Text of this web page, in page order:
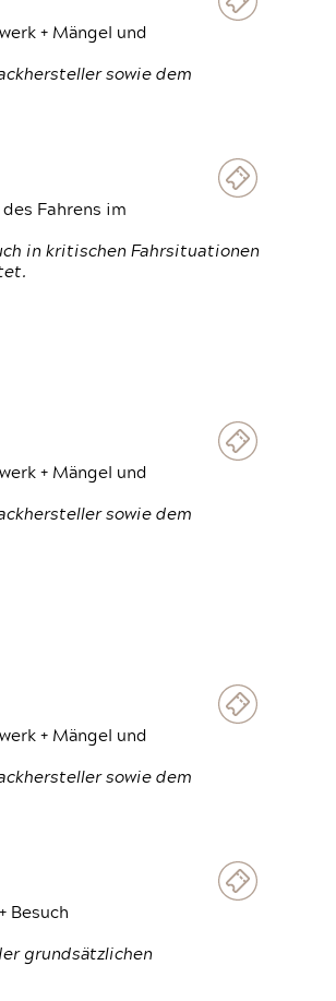
+ Mängel und
sowie dem
Fahrens im
in kritischen Fahrsituationen
+ Mängel und
sowie dem
+ Mängel und
sowie dem
Besuch
grundsätzlichen